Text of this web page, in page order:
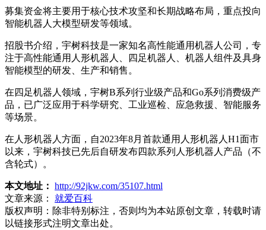
募集资金将主要用于核心技术攻坚和长期战略布局，重点投向
智能机器人大模型研发等领域。
招股书介绍，宇树科技是一家知名高性能通用机器人公司，专
注于高性能通用人形机器人、四足机器人、机器人组件及具身
智能模型的研发、生产和销售。
在四足机器人领域，宇树B系列行业级产品和Go系列消费级产
品，已广泛应用于科学研究、工业巡检、应急救援、智能服务
等场景。
在人形机器人方面，自2023年8月首款通用人形机器人H1面市
以来，宇树科技已先后自研发布四款系列人形机器人产品（不
含轮式）。
本文地址： http://92jkw.com/35107.html
文章来源：
就爱百科
版权声明： 除非特别标注，否则均为本站原创文章，转载时请
以链接形式注明文章出处。